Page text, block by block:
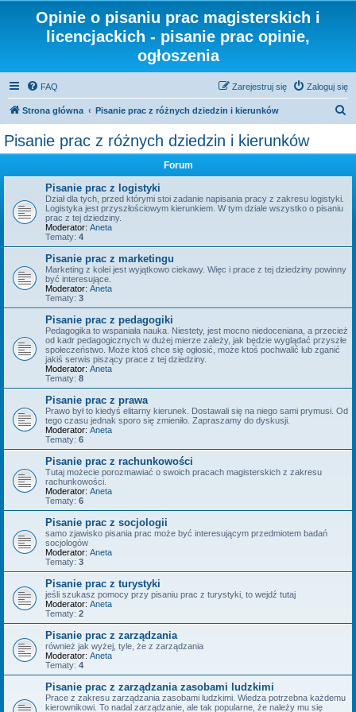
Opinie o pisaniu prac magisterskich i
licencjackich - pisanie prac opinie,
ogłoszenia
FAQ Zaloguj się
Zarejestruj się
Strona główna Pisanie prac z różnych dziedzin i kierunków
Pisanie prac z różnych dziedzin i kierunków
Forum
Pisanie prac z logistyki
Dział dla tych, przed którymi stoi zadanie napisania pracy z zakresu logistyki.
Logistyka jest przyszłościowym kierunkiem. W tym dziale wszystko o pisaniu
prac z tej dziedziny.
Moderator: Aneta
Tematy: 4
Pisanie prac z marketingu
Marketing z kolei jest wyjątkowo ciekawy. Więc i prace z tej dziedziny powinny
być interesujące.
Moderator: Aneta
Tematy: 3
Pisanie prac z pedagogiki
Pedagogika to wspaniała nauka. Niestety, jest mocno niedoceniana, a przecież
od kadr pedagogicznych w dużej mierze zależy, jak będzie wyglądać przyszłe
społeczeństwo. Może ktoś chce się ogłosić, może ktoś pochwalić lub zganić
jakiś serwis piszący prace z tej dziedziny.
Moderator: Aneta
Tematy: 8
Pisanie prac z prawa
Prawo był to kiedyś elitarny kierunek. Dostawali się na niego sami prymusi. Od
tego czasu jednak sporo się zmieniło. Zapraszamy do dyskusji.
Moderator: Aneta
Tematy: 6
Pisanie prac z rachunkowości
Tutaj możecie porozmawiać o swoich pracach magisterskich z zakresu
rachunkowości.
Moderator: Aneta
Tematy: 6
Pisanie prac z socjologii
samo zjawisko pisania prac może być interesującym przedmiotem badań
socjologów
Moderator: Aneta
Tematy: 3
Pisanie prac z turystyki
jeśli szukasz pomocy przy pisaniu prac z turystyki, to wejdź tutaj
Moderator: Aneta
Tematy: 2
Pisanie prac z zarządzania
również jak wyżej, tyle, że z zarządzania
Moderator: Aneta
Tematy: 4
Pisanie prac z zarządzania zasobami ludzkimi
Prace z zakresu zarządzania zasobami ludzkimi. Wiedza potrzebna każdemu
kierownikowi. To nadal zarządzanie, ale tak popularne, że należy mu się